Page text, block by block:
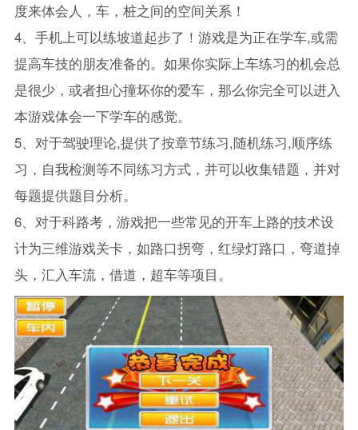
度来体会人，车，桩之间的空间关系！
4、手机上可以练坡道起步了！游戏是为正在学车,或需
提高车技的朋友准备的。如果你实际上车练习的机会总
是很少，或者担心撞坏你的爱车，那么你完全可以进入
本游戏体会一下学车的感觉。
5、对于驾驶理论,提供了按章节练习,随机练习,顺序练
习，自我检测等不同练习方式，并可以收集错题，并对
每题提供题目分析。
6、对于科路考，游戏把一些常见的开车上路的技术设
计为三维游戏关卡，如路口拐弯，红绿灯路口，弯道掉
头，汇入车流，借道，超车等项目。